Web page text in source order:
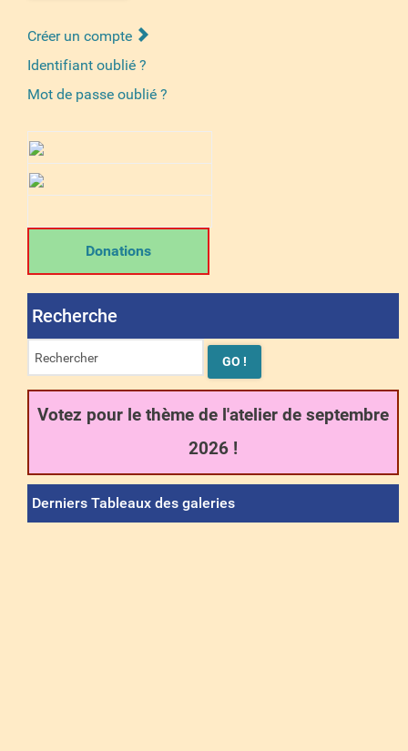
Créer un compte
Identifiant oublié ?
Mot de passe oublié ?
Donations
Recherche
Votez pour le thème de l'atelier de septembre
2026 !
Derniers Tableaux des galeries